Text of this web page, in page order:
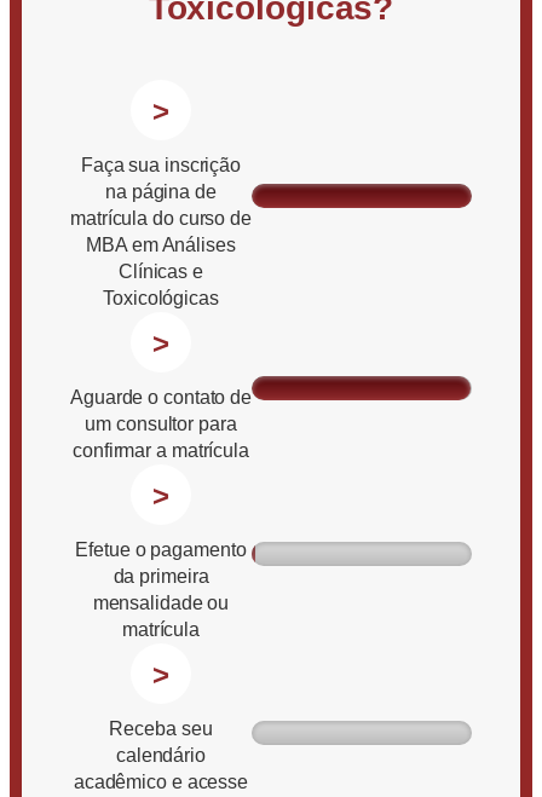
Toxicológicas?
>
Faça sua inscrição
na página de
matrícula do curso de
MBA em Análises
Clínicas e
Toxicológicas
>
Aguarde o contato de
um consultor para
confirmar a matrícula
>
Efetue o pagamento
da primeira
mensalidade ou
matrícula
>
Receba seu
calendário
acadêmico e acesse